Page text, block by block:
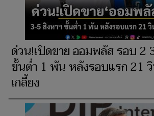
ด่วน!เปิดขาย ออมพลัส รอบ 2
ขั้นต่ำ 1 พัน หลังรอบแรก 21
เกลี้ยง